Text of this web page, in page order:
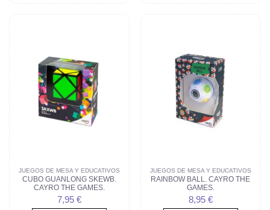
JUEGOS DE MESA Y EDUCATIVOS
CUBO GUANLONG SKEWB.
CAYRO THE GAMES.
7,95 €
JUEGOS DE MESA Y EDUCATIVOS
RAINBOW BALL. CAYRO THE
GAMES.
8,95 €